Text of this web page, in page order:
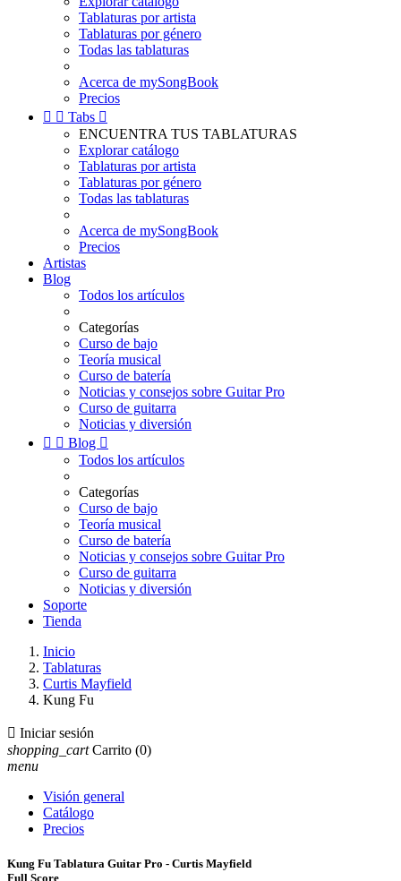
Tablaturas por artista
Tablaturas por género
Todas las tablaturas
Acerca de mySongBook
Precios
  Tabs 
ENCUENTRA TUS TABLATURAS
Explorar catálogo
Tablaturas por artista
Tablaturas por género
Todas las tablaturas
Acerca de mySongBook
Precios
Artistas
Blog
Todos los artículos
Categorías
Curso de bajo
Teoría musical
Curso de batería
Noticias y consejos sobre Guitar Pro
Curso de guitarra
Noticias y diversión
  Blog 
Todos los artículos
Categorías
Curso de bajo
Teoría musical
Curso de batería
Noticias y consejos sobre Guitar Pro
Curso de guitarra
Noticias y diversión
Soporte
Tienda
Inicio
Tablaturas
Curtis Mayfield
Kung Fu
 Iniciar sesión
shopping_cart Carrito (0)
menu
Visión general
Catálogo
Precios
Kung Fu Tablatura Guitar Pro - Curtis Mayfield
Full Score